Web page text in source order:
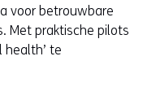
voor betrouwbare
Met praktische pilots
health’ te